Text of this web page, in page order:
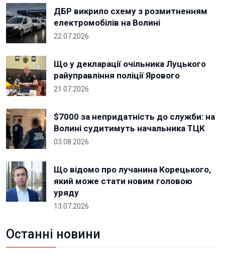
ДБР викрило схему з розмитненням
електромобілів на Волині
22.07.2026
Що у декларації очільника Луцького
райуправління поліції Ярового
21.07.2026
$7000 за непридатність до служби: на
Волині судитимуть начальника ТЦК
03.08.2026
Що відомо про лучанина Корецького,
який може стати новим головою
уряду
13.07.2026
Останні новини